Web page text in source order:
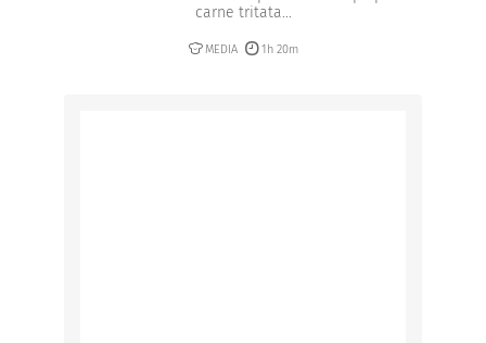
carne tritata...
MEDIA 1h 20m